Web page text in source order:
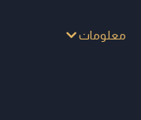
معلومات